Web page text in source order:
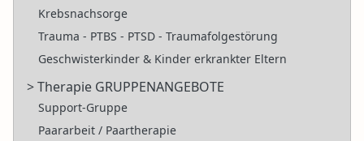
Krebsnachsorge
Trauma - PTBS - PTSD - Traumafolgestörung
Geschwisterkinder & Kinder erkrankter Eltern
> Therapie GRUPPENANGEBOTE
Support-Gruppe
Paararbeit / Paartherapie